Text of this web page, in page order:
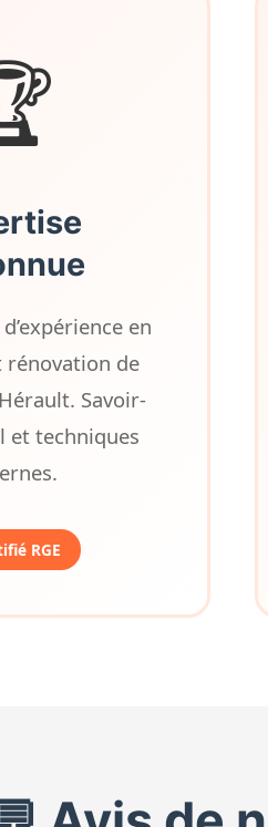
en
rénovation de
Savoir-
et techniques
RGE